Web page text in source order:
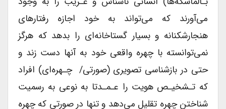
می‌آورند که می‌تواند به خود اجازه رفتارهای
هنجار‌شکنانه و بسیار گستاخانه‌ای را بدهد که هرگز
نمی‌توانسته با چهره واقعی خود به آنها دست زند و
حتی در بازشناسی تصویری (صورتی/ چـهره‌ای) افراد
که ‌تـشخیـص هویت‌ را عـمـدتا به نوعی به رسمیت
شناختن چهره تقلیل می‌دهد و تنها در صورتی که چهره